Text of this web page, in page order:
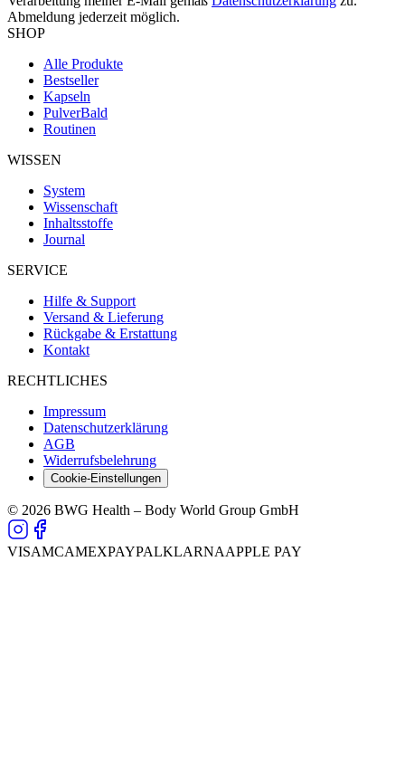
Abmeldung jederzeit möglich.
SHOP
Alle Produkte
Bestseller
Kapseln
PulverBald
Routinen
WISSEN
System
Wissenschaft
Inhaltsstoffe
Journal
SERVICE
Hilfe & Support
Versand & Lieferung
Rückgabe & Erstattung
Kontakt
RECHTLICHES
Impressum
Datenschutzerklärung
AGB
Widerrufsbelehrung
Cookie-Einstellungen
© 2026 BWG Health – Body World Group GmbH
VISAMCAMEXPAYPALKLARNAAPPLE PAY